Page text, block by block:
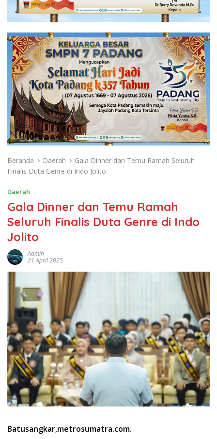
Beranda Daerah
Gala Dinner dan Temu Ramah Seluruh
Finalis Duta Genre di Indo Jolito
Daerah
Gala Dinner dan Temu Ramah
Seluruh Finalis Duta Genre di Indo
Jolito
Admin
21 April 2025
Batusangkar,metrosumatra.com.